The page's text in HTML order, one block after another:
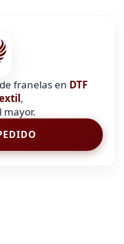
franelas en DTF
,
mayor.